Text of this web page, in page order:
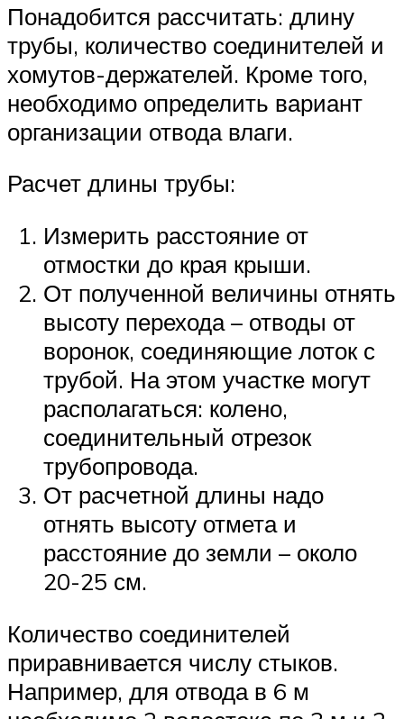
Понадобится рассчитать: длину
трубы, количество соединителей и
хомутов-держателей. Кроме того,
необходимо определить вариант
организации отвода влаги.
Расчет длины трубы:
Измерить расстояние от
отмостки до края крыши.
От полученной величины отнять
высоту перехода – отводы от
воронок, соединяющие лоток с
трубой. На этом участке могут
располагаться: колено,
соединительный отрезок
трубопровода.
От расчетной длины надо
отнять высоту отмета и
расстояние до земли – около
20-25 см.
Количество соединителей
приравнивается числу стыков.
Например, для отвода в 6 м